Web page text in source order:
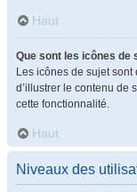
Haut
Que sont les icônes de
Les icônes de sujet sont
d’illustrer le contenu de
cette fonctionnalité.
Haut
Niveaux des